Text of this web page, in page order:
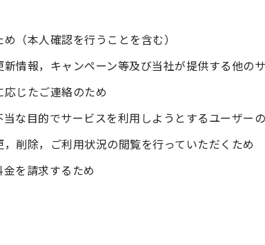
（本人確認を行うことを含む）
情報，キャンペーン等及び当社が提供する他の
じたご連絡のため
な目的でサービスを利用しようとするユーザー
削除，ご利用状況の閲覧を行っていただくため
を請求するため